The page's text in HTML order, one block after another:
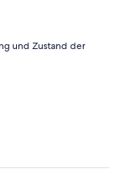
und Zustand der